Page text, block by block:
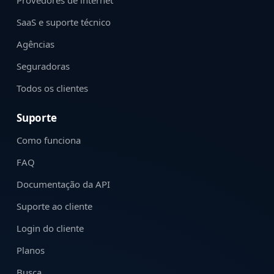
SaaS e suporte técnico
Agências
Seguradoras
Todos os clientes
Suporte
Como funciona
FAQ
Documentação da API
Suporte ao cliente
Login do cliente
Planos